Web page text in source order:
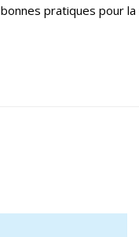
bonnes pratiques pour